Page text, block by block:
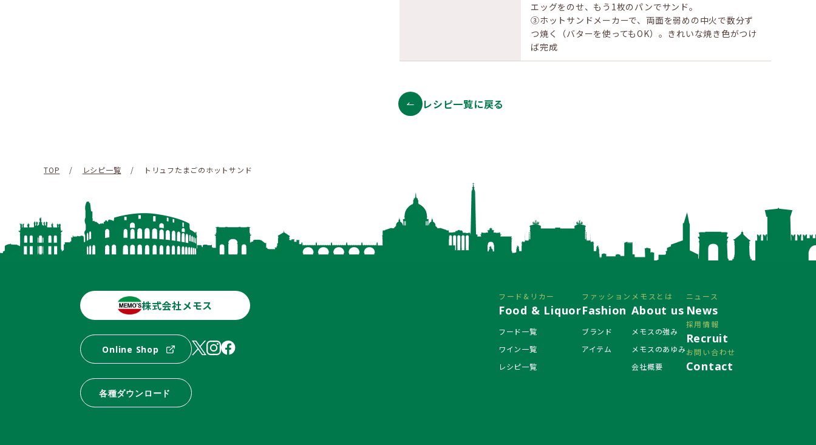
エッグをのせ、もう1枚のパンでサンド。
③ホットサンドメーカーで、両面を弱めの中火で数分ず
つ焼く（バターを使ってもOK）。きれいな焼き色がつけ
ば完成
レシピ一覧に戻る
TOP / レシピ一覧 / トリュフたまごのホットサンド
株式会社メモス
Online Shop
各種ダウンロード
フード&リカー
Food & Liquor
フード一覧
ワイン一覧
レシピ一覧
ファッション
Fashion
ブランド
アイテム
メモスとは
About us
メモスの強み
メモスのあゆみ
会社概要
ニュース
News
採用情報
Recruit
お問い合わせ
Contact